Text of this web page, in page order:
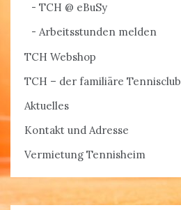
TCH @ eBuSy
Arbeitsstunden melden
TCH Webshop
TCH – der familiäre Tennisclub
Aktuelles
Kontakt und Adresse
Vermietung Tennisheim